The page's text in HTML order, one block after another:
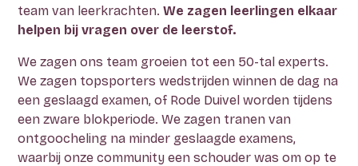
team van leerkrachten.We zagen leerlingen elkaar
helpen bij vragen over de leerstof.
We zagen ons team groeien tot een 50-tal experts.
We zagen topsporters wedstrijden winnen de dag na
een geslaagd examen, of Rode Duivel worden tijdens
een zware blokperiode. We zagen tranen van
ontgoocheling na minder geslaagde examens,
waarbij onze community een schouder was om op te